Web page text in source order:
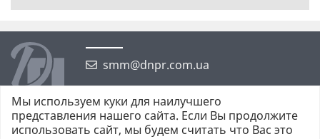
smm@dnpr.com.ua
Мы используем куки для наилучшего
представления нашего сайта. Если Вы продолжите
использовать сайт, мы будем считать что Вас это